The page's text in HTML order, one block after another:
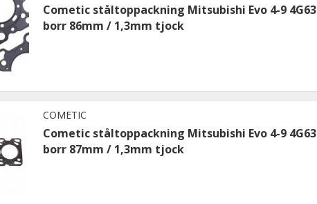
Cometic ståltoppackning Mitsubishi Evo 4-9 4G63
borr 86mm / 1,3mm tjock
COMETIC
Cometic ståltoppackning Mitsubishi Evo 4-9 4G63
borr 87mm / 1,3mm tjock